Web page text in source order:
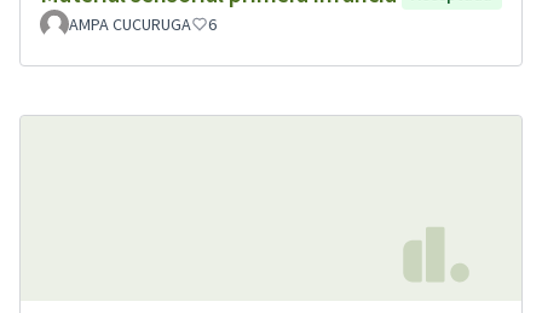
AMPA CUCURUGA
6